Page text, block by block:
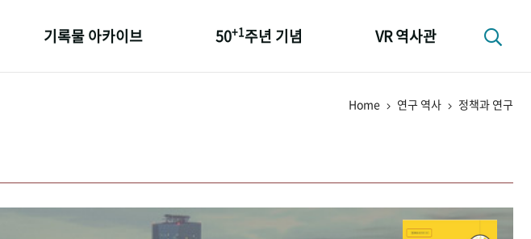
기록물 아카이브 50+1주년 기념 VR 역사관
Home 연구 역사 정책과 연구